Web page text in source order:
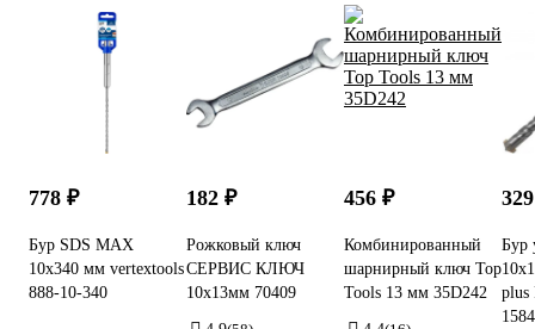
778 ₽
Бур SDS MAX
10x340 мм vertextools
888-10-340
182 ₽
Рожковый ключ
СЕРВИС КЛЮЧ
10х13мм 70409
456 ₽
Комбинированный
шарнирный ключ Top
Tools 13 мм 35D242
Бур